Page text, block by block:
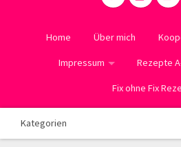
Home Über mich
Impressum Rezepte
Fix ohne Fix
Kategorien